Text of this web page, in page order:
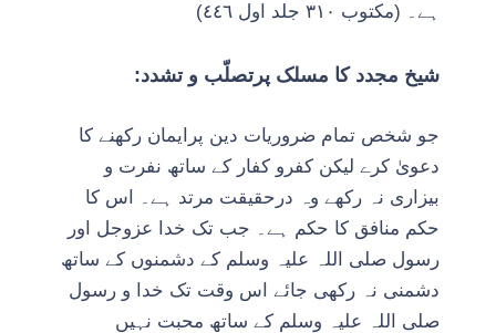
ہے۔ (مکتوب ٣١٠ جلد اول ٤٤٦)
شیخ مجدد کا مسلک پرتصلّب و تشدد:
جو شخص تمام ضروریات دین پرایمان رکھنے کا
دعویٰ کرے لیکن کفرو کفار کے ساتھ نفرت و
بیزاری نہ رکھے وہ درحقیقت مرتد ہے۔ اس کا
حکم منافق کا حکم ہے۔ جب تک خدا عزوجل اور
رسول صلی اللہ علیہ وسلم کے دشمنوں کے ساتھ
دشمنی نہ رکھی جائے اس وقت تک خدا و رسول
صلی اللہ علیہ وسلم کے ساتھ محبت نہیں